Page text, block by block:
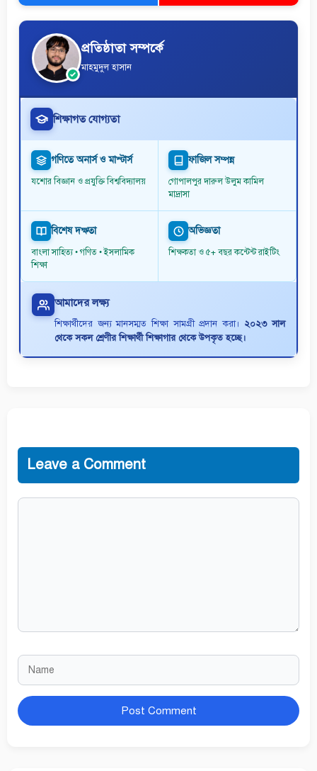
প্রতিষ্ঠাতা সম্পর্কে
মাহমুদুল হাসান
শিক্ষাগত যোগ্যতা
গণিতে অনার্স ও মাস্টার্স
যশোর বিজ্ঞান ও প্রযুক্তি বিশ্ববিদ্যালয়
ফাজিল সম্পন্ন
গোপালপুর দারুল উলুম কামিল
মাদ্রাসা
বিশেষ দক্ষতা
বাংলা সাহিত্য • গণিত • ইসলামিক
শিক্ষা
অভিজ্ঞতা
শিক্ষকতা ও ৫+ বছর কন্টেন্ট রাইটিং
আমাদের লক্ষ্য
শিক্ষার্থীদের জন্য মানসম্মত শিক্ষা সামগ্রী প্রদান করা। ২০২৩ সাল
থেকে সকল শ্রেণীর শিক্ষার্থী শিক্ষাগার থেকে উপকৃত হচ্ছে।
Leave a Comment
Comment
Name
Website